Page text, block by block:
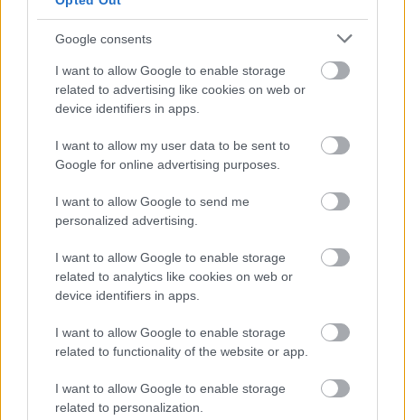
Google consents
I want to allow Google to enable storage
related to advertising like cookies on web or
device identifiers in apps.
I want to allow my user data to be sent to
Google for online advertising purposes.
I want to allow Google to send me
personalized advertising.
I want to allow Google to enable storage
related to analytics like cookies on web or
device identifiers in apps.
I want to allow Google to enable storage
related to functionality of the website or app.
I want to allow Google to enable storage
related to personalization.
egy regénysorozat főgonosza, Pierre Souvestre és
Marcel Allain találták ki őt, először pedig 1911-ben
jelent meg Fantomas-regény. A két író közösen 32
kötetet jelentetett meg, Souvestre halála után Allain
még 11-et írt egyedül. Az ezerarcú gazember
jelentette az átmenetet a gótikus regények negatív
egyáltalán nem olyan humorosak ezek a történetek,
mint ahogy ebben a '64-es francia műben tálalják
tv-sorozat és képregény inspirálójává vált, az ezüst
vásznon először 1913-ban jelent meg. André
Hunebelle rendező műve viszont inkább egy francia
James Bond-trilógia első része, mintsem Souvestre
és Allain "hősének" legújabb életre keltése (erre
utalnak a különböző bizgentyűk, amiket a bűnöző-
zseni használ, pl. a boldogság-szérum).